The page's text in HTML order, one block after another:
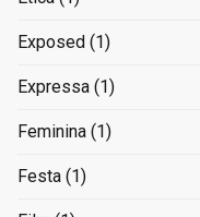
Exposed (1)
Expressa (1)
Feminina (1)
Festa (1)